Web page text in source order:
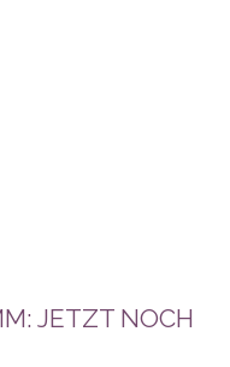
JETZT NOCH